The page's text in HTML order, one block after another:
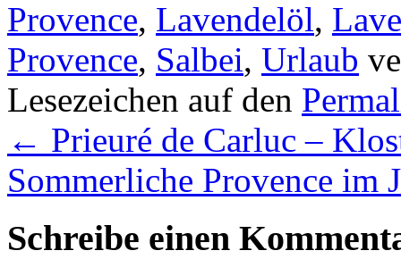
Provence, Lavendelöl,
Provence, Salbei, Urlaub
Lesezeichen auf den
← Prieuré de Carluc –
Sommerliche Provence im
Schreibe einen